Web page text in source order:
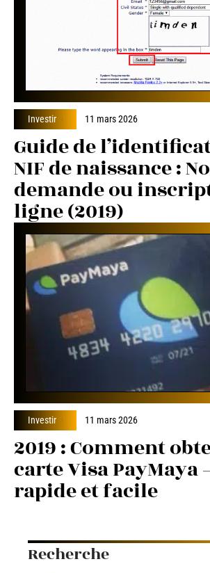
Investir 11 mars 2026
Guide de
NIF de naissance :
demande ou
ligne (2019)
Investir 11 mars 2026
2019 : Comment
carte Visa PayMaya
rapide et facile
Recherche